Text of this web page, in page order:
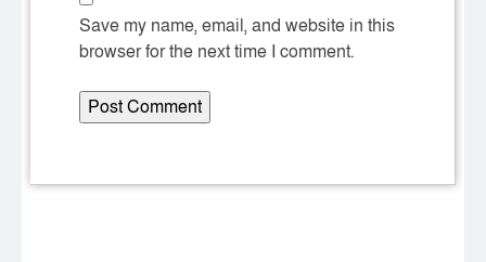
Save my name, email, and website in this
browser for the next time I comment.